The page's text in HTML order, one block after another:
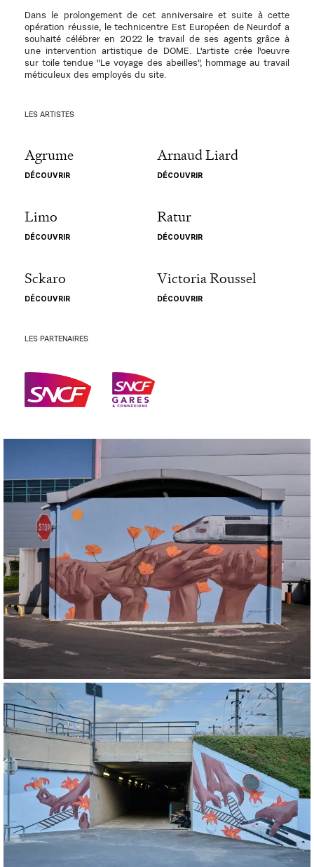
Dans le prolongement de cet anniversaire et suite à cette
opération réussie, le technicentre Est Européen de Neurdof a
souhaité célébrer en 2022 le travail de ses agents grâce à
une intervention artistique de DOME. L'artiste crée l'oeuvre
sur toile tendue "Le voyage des abeilles", hommage au travail
méticuleux des employés du site.
LES ARTISTES
Agrume
DÉCOUVRIR
Arnaud Liard
DÉCOUVRIR
Limo
DÉCOUVRIR
Ratur
DÉCOUVRIR
Sckaro
DÉCOUVRIR
Victoria Roussel
DÉCOUVRIR
LES PARTENAIRES